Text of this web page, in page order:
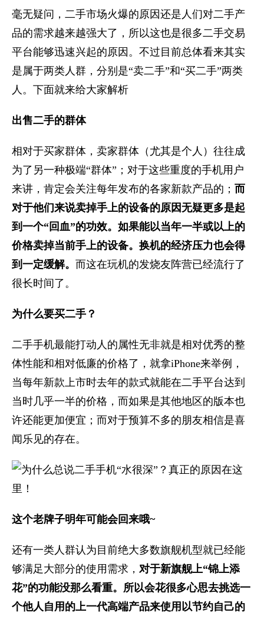
毫无疑问，二手市场火爆的原因还是人们对二手产
品的需求越来越强大了，所以这也是很多二手交易
平台能够迅速兴起的原因。不过目前总体看来其实
是属于两类人群，分别是“卖二手”和“买二手”两类
人。下面就来给大家解析
出售二手的群体
相对于买家群体，卖家群体（尤其是个人）往往成
为了另一种极端“群体”；对于这些重度的手机用户
来讲，肯定会关注每年发布的各家新款产品的； 而
对于他们来说卖掉手上的设备的原因无疑更多是起
到一个“回血”的功效。如果能以当年一半或以上的
价格卖掉当前手上的设备。换机的经济压力也会得
到一定缓解。 而这在玩机的发烧友阵营已经流行了
很长时间了。
为什么要买二手？
二手手机最能打动人的属性无非就是相对优秀的整
体性能和相对低廉的价格了，就拿iPhone来举例，
当每年新款上市时去年的款式就能在二手平台达到
当时几乎一半的价格，而如果是其他地区的版本也
许还能更加便宜；而对于预算不多的朋友相信是喜
闻乐见的存在。
这个老牌子明年可能会回来哦~
还有一类人群认为目前绝大多数旗舰机型就已经能
够满足大部分的使用需求， 对于新旗舰上“锦上添
花”的功能没那么看重。所以会花很多心思去挑选一
个他人自用的上一代高端产品来使用以节约自己的